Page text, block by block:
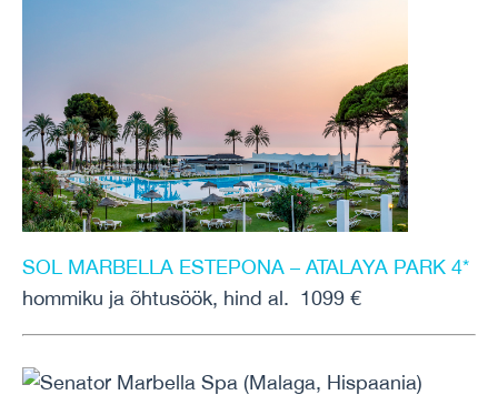
SOL MARBELLA ESTEPONA – ATALAYA PARK 4*
hommiku ja õhtusöök, hind al. 1099 €